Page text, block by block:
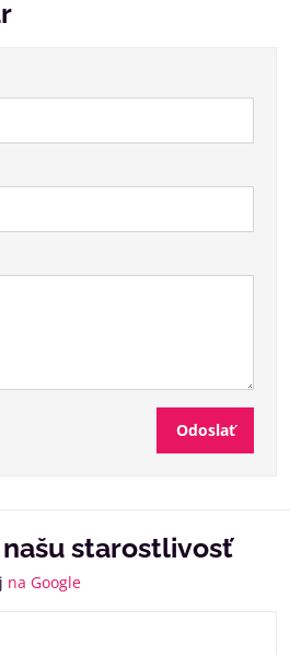
Odoslať
starostlivosť
na Google